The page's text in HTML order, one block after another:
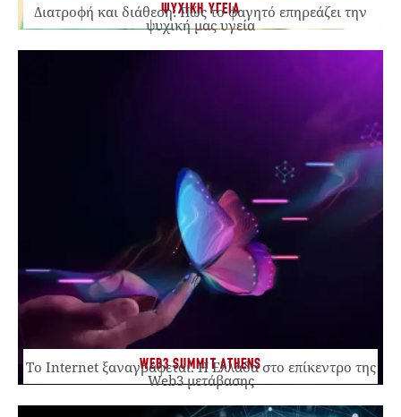
ΨΥΧΙΚΗ ΥΓΕΙΑ
Διατροφή και διάθεση: Πώς το φαγητό επηρεάζει την
ψυχική μας υγεία
WEB3 SUMMIT ATHENS
Το Internet ξαναγράφεται. Η Ελλάδα στο επίκεντρο της
Web3 μετάβασης